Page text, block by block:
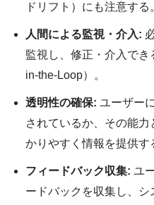
ドリフト）にも注意する
人間による監視・介入:
監視し、修正・介入で
in-the-Loop）。
透明性の確保: ユーザー
されているか、その能
かりやすく情報を提供す
フィードバック収集: ユ
ードバックを収集し、シ